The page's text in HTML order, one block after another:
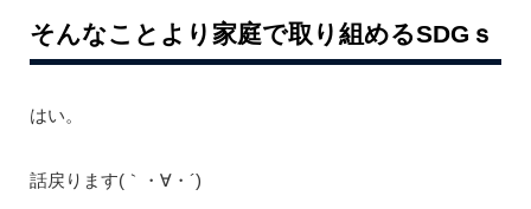
そんなことより家庭で取り組めるSDGｓ
はい。
話戻ります(｀・∀・´)